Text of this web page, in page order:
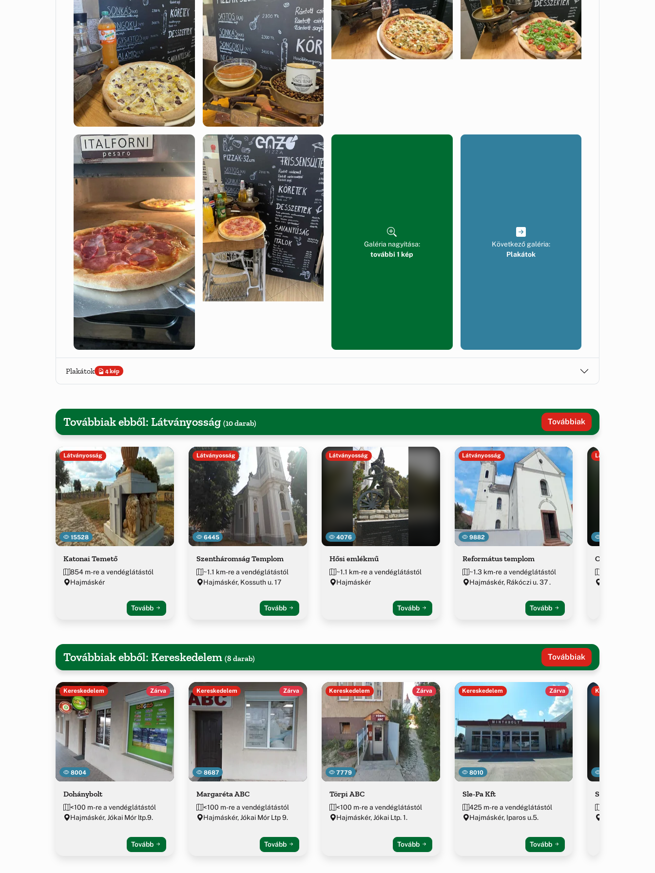
Galéria nagyítása:
további 1 kép
Következő galéria:
Plakátok
Plakátok 4 kép
Továbbiak ebből: Látványosság (10 darab) Továbbiak
15528
Látványosság
Katonai Temető
854 m-re a vendéglátástól
Hajmáskér
Tovább
6445
Látványosság
Szentháromság Templom
~1.1 km-re a vendéglátástól
Hajmáskér, Kossuth u. 17
Tovább
4076
Látványosság
Hősi emlékmű
~1.1 km-re a vendéglátástól
Hajmáskér
Tovább
9882
Látványosság
Református templom
~1.3 km-re a vendéglátástól
Hajmáskér, Rákóczi u. 37 .
Tovább
Látványosság
Ciszterci
Továbbiak ebből: Kereskedelem (8 darab) Továbbiak
8004
Kereskedelem Zárva
Dohánybolt
<100 m-re a vendéglátástól
Hajmáskér, Jókai Mór ltp.9.
Tovább
8687
Kereskedelem Zárva
Margaréta ABC
<100 m-re a vendéglátástól
Hajmáskér, Jókai Mór Ltp 9.
Tovább
7779
Kereskedelem Zárva
Törpi ABC
<100 m-re a vendéglátástól
Hajmáskér, Jókai Ltp. 1.
Tovább
8010
Kereskedelem Zárva
Sle-Pa Kft
425 m-re a vendéglátástól
Hajmáskér, Iparos u.5.
Tovább
Kereskedelem
Szent Benedek